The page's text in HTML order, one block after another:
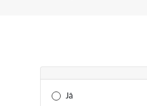
Vai šī informācija bija
Jā